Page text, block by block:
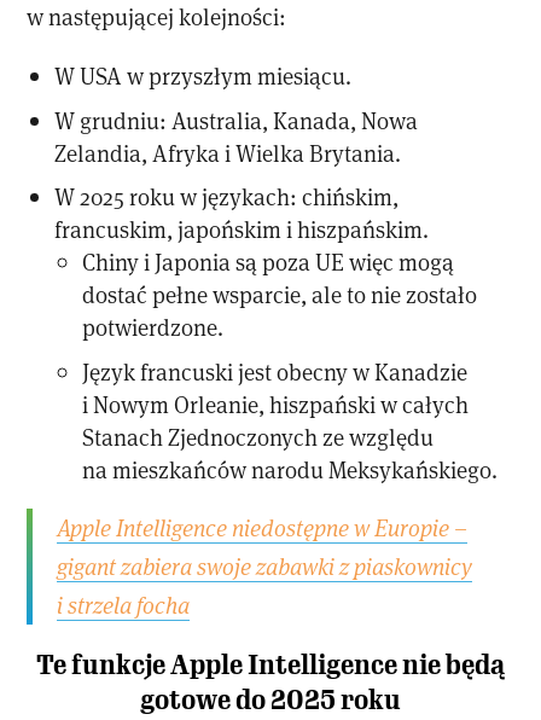
w następującej kolejności:
W USA w przyszłym miesiącu.
W grudniu: Australia, Kanada, Nowa
Zelandia, Afryka i Wielka Brytania.
W 2025 roku w językach: chińskim,
francuskim, japońskim i hiszpańskim.
Chiny i Japonia są poza UE więc mogą
dostać pełne wsparcie, ale to nie zostało
potwierdzone.
Język francuski jest obecny w Kanadzie
i Nowym Orleanie, hiszpański w całych
Stanach Zjednoczonych ze względu
na mieszkańców narodu Meksykańskiego.
Apple Intelligence niedostępne w Europie –
gigant zabiera swoje zabawki z piaskownicy
i strzela focha
Te funkcje Apple Intelligence nie będą
gotowe do 2025 roku